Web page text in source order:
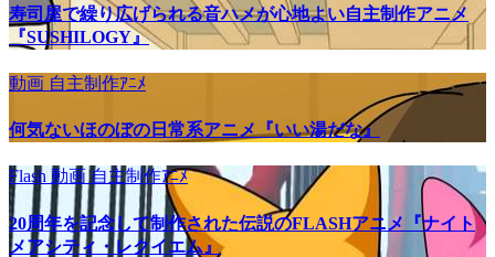
寿司屋で繰り広げられる音ハメが心地よい自主制作アニメ
『SUSHILOGY』
動画 自主制作ｱﾆﾒ
何気ないほのぼの日常系アニメ『いい湯だな』
Flash 動画自主制作ｱﾆﾒ
20周年を記念して制作された伝説のFLASHアニメ『ナイト
メアシティ・レクイエム』